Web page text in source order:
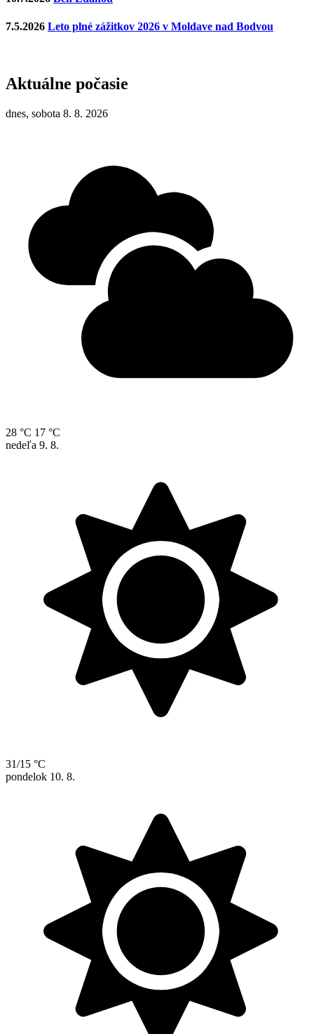
7.5.2026 Leto plné zážitkov 2026 v Moldave nad Bodvou
Aktuálne počasie
dnes, sobota 8. 8. 2026
28 °C 17 °C
nedeľa 9. 8.
31/15 °C
pondelok 10. 8.